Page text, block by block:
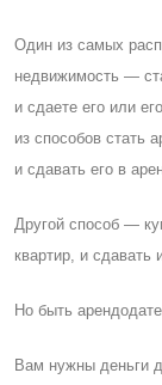
Один из самых
недвижимость —
и сдаете его или
из способов стать
и сдавать его в
Другой способ —
квартир, и сдавать
Но быть
Вам нужны деньги